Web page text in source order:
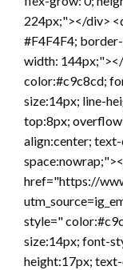
224px;"></div>
#F4F4F4;
width:
color:#c9c8cd;
size:14px; line-
top:8px;
align:center;
href="https://
style="
size:14px; font-
height:17px;